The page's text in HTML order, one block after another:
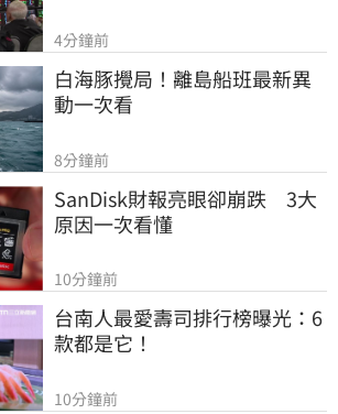
4分鐘前
白海豚攪局！離島船班最新異
動一次看
8分鐘前
SanDisk財報亮眼卻崩跌　3大
原因一次看懂
10分鐘前
台南人最愛壽司排行榜曝光：6
款都是它！
10分鐘前